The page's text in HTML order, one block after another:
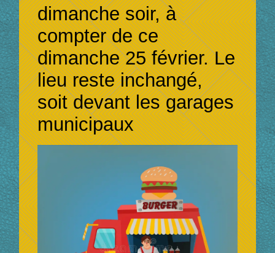
dimanche soir, à
compter de ce
dimanche 25 février. Le
lieu reste inchangé,
soit devant les garages
municipaux